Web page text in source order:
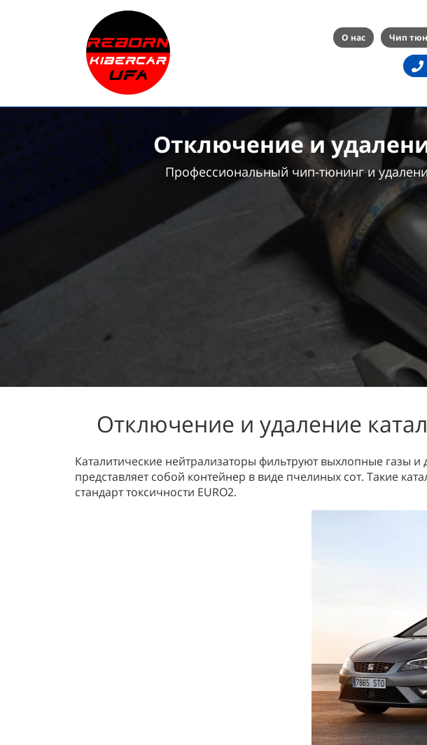
О нас Чип
Отключение и
Профессиональный чип-тюнинг и
Отключение и удаление
Каталитические нейтрализаторы фильтруют выхлопные газы
представляет собой контейнер в виде пчелиных сот. Такие
стандарт токсичности EURO2.